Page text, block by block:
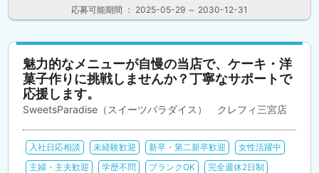
応募可能期間 ： 2025-05-29 ～ 2030-12-31
魅力的なメニューが自慢の当店で、ケーキ・洋
菓子作りに挑戦しませんか？丁寧なサポートで
応援します。
SweetsParadise（スイーツパラダイス） クレフィ三宮店
入社日応相談 未経験歓迎 新卒・第二新卒歓迎
女性活躍中
主婦・主夫歓迎
学歴不問 ブランクOK
完全週休2日制